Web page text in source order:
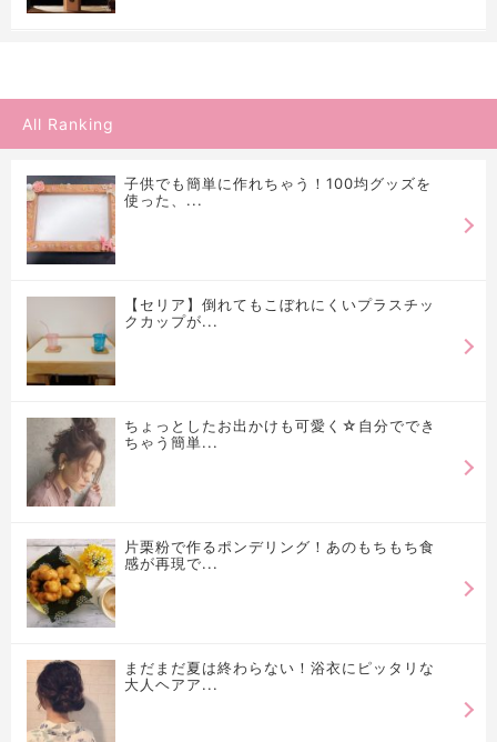
All Ranking
子供でも簡単に作れちゃう！100均グッズを
使った、...
【セリア】倒れてもこぼれにくいプラスチッ
クカップが...
ちょっとしたお出かけも可愛く☆自分ででき
ちゃう簡単...
片栗粉で作るポンデリング！あのもちもち食
感が再現で...
まだまだ夏は終わらない！浴衣にピッタリな
大人ヘアア...